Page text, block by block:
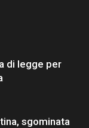
di legge per
sgominata